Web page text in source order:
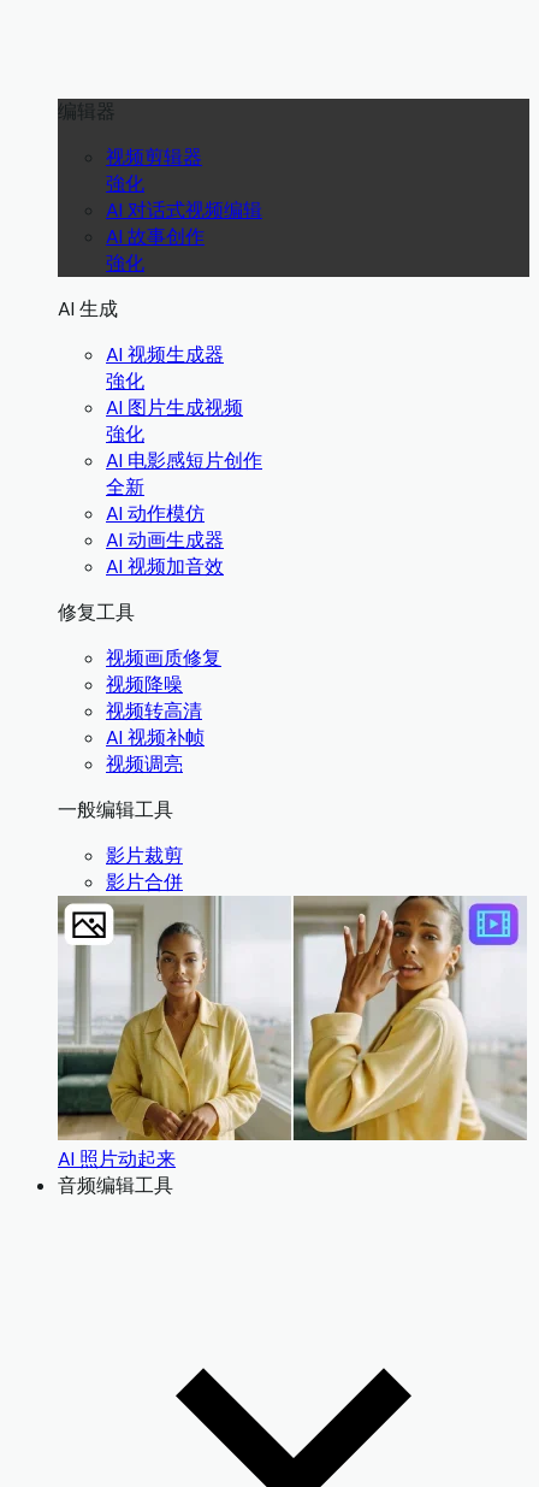
编辑器
视频剪辑器
強化
AI 对话式视频编辑
AI 故事创作
強化
AI 生成
AI 视频生成器
強化
AI 图片生成视频
強化
AI 电影感短片创作
全新
AI 动作模仿
AI 动画生成器
AI 视频加音效
修复工具
视频画质修复
视频降噪
视频转高清
AI 视频补帧
视频调亮
一般编辑工具
影片裁剪
影片合併
AI 照片动起来
音频编辑工具